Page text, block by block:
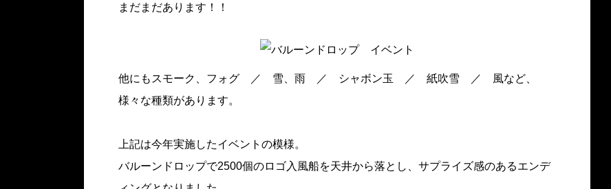
まだまだあります！！
他にもスモーク、フォグ ／ 雪、雨 ／ シャボン玉 ／ 紙吹雪 ／ 風など、
様々な種類があります。
上記は今年実施したイベントの模様。
バルーンドロップで2500個のロゴ入風船を天井から落とし、サプライズ感のあるエンデ